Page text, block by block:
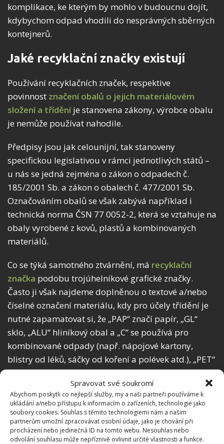
Spravovat své soukromí
Abychom poskytli co nejlepší služby, my a naši partneři používáme k
ukládání a/nebo přístupu k informacím o zařízeních, technologie jako
soubory cookies. Souhlas s těmito technologiemi nám a našim
partnerům umožní zpracovávat osobní údaje, jako je chování při
procházení nebo jedinečná ID na tomto webu. Nesouhlas nebo
odvolání souhlasu může nepříznivě ovlivnit určité vlastnosti a funkce.
komplikace, ke kterým by mohlo v budoucnu dojít,
kdybychom odpad vhodili do nesprávných sběrných
kontejnerů.
Jaké recyklační značky existují
Používání recyklačních značek, respektive
povinnost značení obalů o jejich materiálovém
složení a tříděníje stanovena zákony, výrobce obalu
je nemůže používat nahodile.
Předpisy jsou jak celounijní, tak stanoveny
specifickou legislativou v rámci jednotlivých států –
u nás se jedná zejména o zákon o odpadech č.
185/2001 Sb. a zákon o obalech č. 477/2001 Sb.
Označováním obalů se však zabývá například i
technická norma ČSN 77 0052-2, která se vztahuje na
obaly vyrobené z kovů, plastů a kombinovaných
materiálů.
Co se týká samotného ztvárnění, má recyklační
značka podobu trojúhelníkové grafické značky.
Často ji však najdeme doplněnou o textové a/nebo
číselné označení materiálu, kdy pro účely třídění je
nutné zapamatovat si, že „PAP“ značí papír, „GL“
sklo, „ALU“ hliníkový obal a „C“ se používá pro
kombinované odpady (např. nápojové kartony,
blistry od léků, sáčky od koření a polévek atd.), „PET“
pak značí plastové obaly vyrobené z
polyethylentereftalátu.
Začneme-li se v letošním roce soustředit při likvidaci
obalů na jejich označení pomocí recyklačních značek,
už rozhodně neuděláme chybu s výběrem